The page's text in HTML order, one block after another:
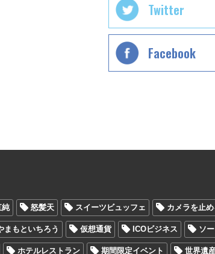
Twitter
Facebook
純 怒髪天 スイーツビュッフェ カメラを止め
まもといちろう 仮想通貨 ICOビジネス ソ
ホテルレストラン 期間限定イベント 世界遺